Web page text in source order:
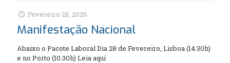
Fevereiro 25, 2026
Manifestação Nacional
Abaixo o Pacote Laboral Dia 28 de Fevereiro, Lisboa (14.30h)
e no Porto (10.30h) Leia aqui